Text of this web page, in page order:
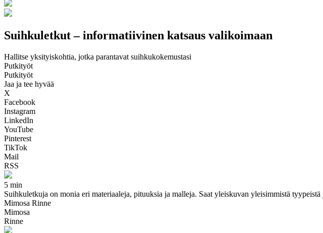
Suihkuletkut – informatiivinen katsaus valikoimaan
Hallitse yksityiskohtia, jotka parantavat suihkukokemustasi
Putkityöt
Putkityöt
Jaa ja tee hyvää
X
Facebook
Instagram
LinkedIn
YouTube
Pinterest
TikTok
Mail
RSS
5 min
Suihkuletkuja on monia eri materiaaleja, pituuksia ja malleja. Saat yleiskuvan yleisimmistä
Mimosa Rinne
Mimosa
Rinne